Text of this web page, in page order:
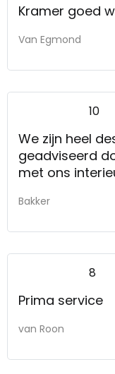
Kramer goed
Van Egmond
10
We zijn heel
geadviseerd
met ons
Bakker
8
Prima service
van Roon